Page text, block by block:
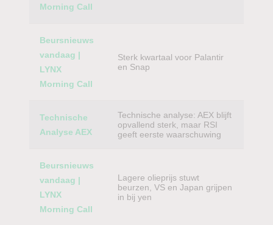
Morning Call
Beursnieuws
vandaag |
LYNX
Morning Call
Sterk kwartaal voor Palantir
en Snap
Technische
Analyse AEX
Technische analyse: AEX blijft
opvallend sterk, maar RSI
geeft eerste waarschuwing
Beursnieuws
vandaag |
LYNX
Morning Call
Lagere olieprijs stuwt
beurzen, VS en Japan grijpen
in bij yen